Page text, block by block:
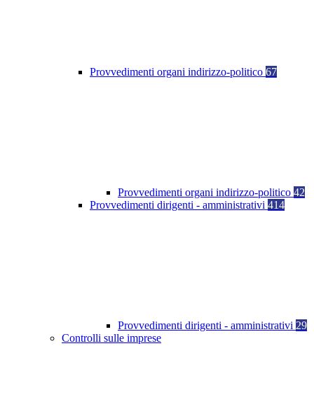
Provvedimenti organi indirizzo-politico 67
Provvedimenti organi indirizzo-politico 42
Provvedimenti dirigenti - amministrativi 414
Provvedimenti dirigenti - amministrativi 29
Controlli sulle imprese